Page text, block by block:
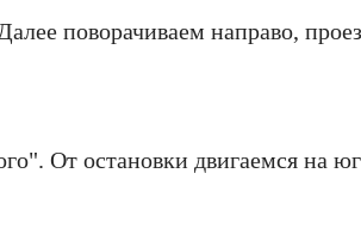
поворачиваем направо,
От остановки двигаемся на